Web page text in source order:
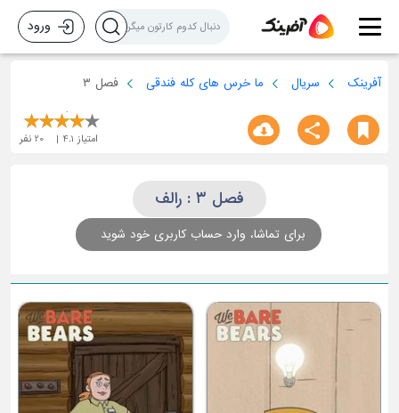
ورود
آفرینک سریال ما خرس های کله فندقی فصل ۳
امتیاز 4.1
20 نفر
فصل ۳ : رالف
برای تماشا، وارد حساب کاربری خود شوید
کایل